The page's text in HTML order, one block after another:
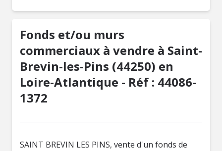
Fonds et/ou murs
commerciaux à vendre à Saint-
Brevin-les-Pins (44250) en
Loire-Atlantique - Réf : 44086-
1372
SAINT BREVIN LES PINS, vente d'un fonds de